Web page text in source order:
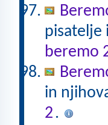
pisatelje
beremo
in
2.